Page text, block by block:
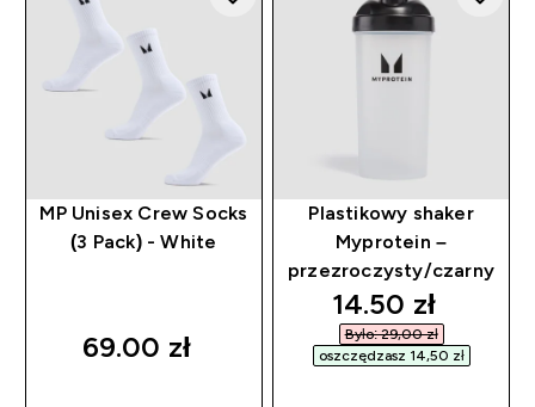
MP Unisex Crew Socks
(3 Pack) - White
69.00 zł‎
Plastikowy shaker
Myprotein –
przezroczysty/czarny
discounted
14.50 zł‎
Było: 29,00 zł‎
oszczędzasz 14,50 zł‎